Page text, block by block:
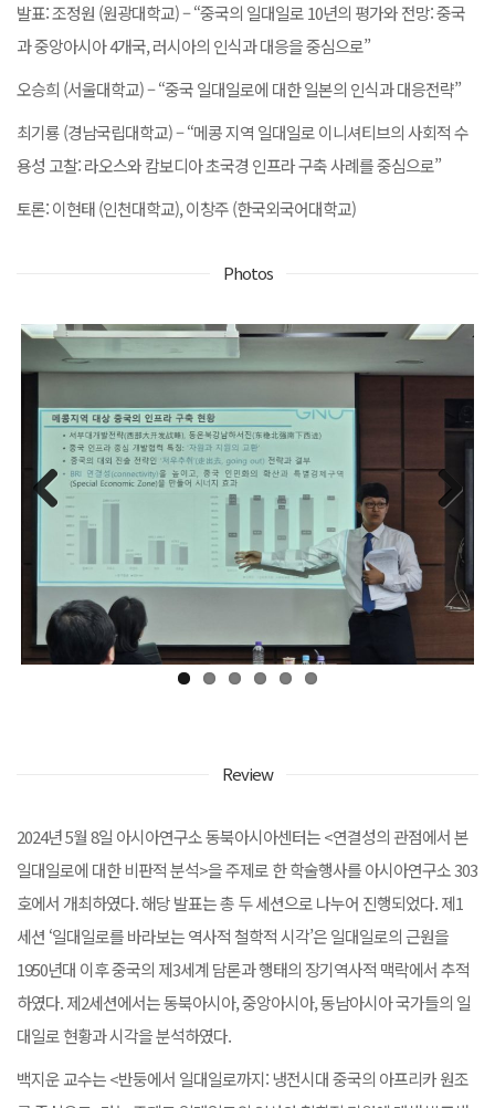
발표: 조정원 (원광대학교) – “중국의 일대일로 10년의 평가와 전망: 중국
과 중앙아시아 4개국, 러시아의 인식과 대응을 중심으로”
오승희 (서울대학교) – “중국 일대일로에 대한 일본의 인식과 대응전략”
최기룡 (경남국립대학교) – “메콩 지역 일대일로 이니셔티브의 사회적 수
용성 고찰: 라오스와 캄보디아 초국경 인프라 구축 사례를 중심으로”
토론: 이현태 (인천대학교), 이창주 (한국외국어대학교)
Photos
Previous
Review
2024년 5월 8일 아시아연구소 동북아시아센터는 <연결성의 관점에서 본
일대일로에 대한 비판적 분석>을 주제로 한 학술행사를 아시아연구소 303
호에서 개최하였다. 해당 발표는 총 두 세션으로 나누어 진행되었다. 제1
세션 ‘일대일로를 바라보는 역사적 철학적 시각’은 일대일로의 근원을
1950년대 이후 중국의 제3세계 담론과 행태의 장기역사적 맥락에서 추적
하였다. 제2세션에서는 동북아시아, 중앙아시아, 동남아시아 국가들의 일
대일로 현황과 시각을 분석하였다.
백지운 교수는 <반둥에서 일대일로까지: 냉전시대 중국의 아프리카 원조